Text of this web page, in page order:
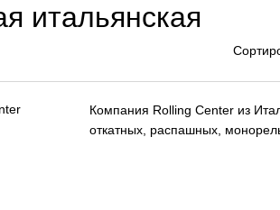
итальянская
Компания Rolling Center из
откатных, распашных,